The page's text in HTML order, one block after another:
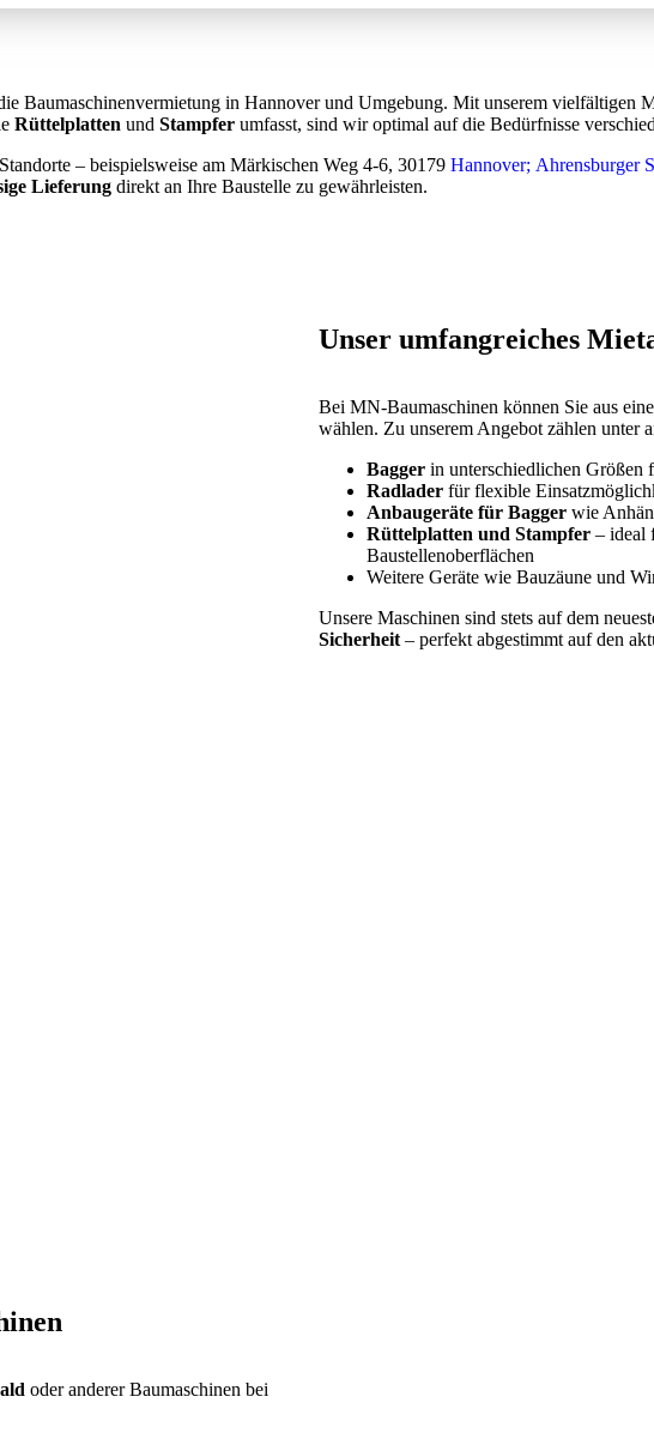
Baumaschinenvermietung in Hannover und Umgebung. Mit unserem vielfältigen
Rüttelplatten und Stampfer umfasst, sind wir optimal auf die Bedürfnisse
– beispielsweise am Märkischen Weg 4-6, 30179 Hannover; Ahrensburger
Lieferung direkt an Ihre Baustelle zu gewährleisten.
Unser umfangreiches
Bei MN-Baumaschinen können Sie aus
wählen. Zu unserem Angebot zählen unter
Bagger in unterschiedlichen Größen
Radlader für flexible
Anbaugeräte für Bagger wie
Rüttelplatten und Stampfer – ideal
Baustellenoberflächen
Weitere Geräte wie Bauzäune und
Unsere Maschinen sind stets auf dem
Sicherheit – perfekt abgestimmt auf den
oder anderer Baumaschinen bei